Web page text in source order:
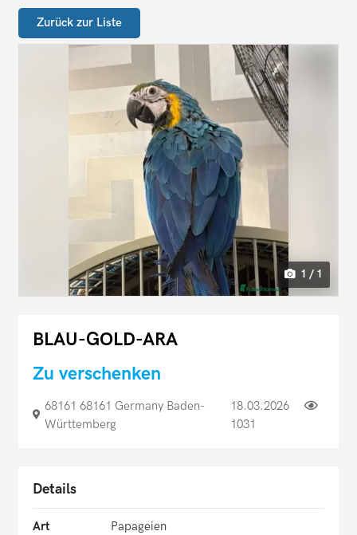
Zurück zur Liste
1 / 1
BLAU-GOLD-ARA
Zu verschenken
68161 68161 Germany Baden-
Württemberg
18.03.2026
1031
Details
Art
Papageien